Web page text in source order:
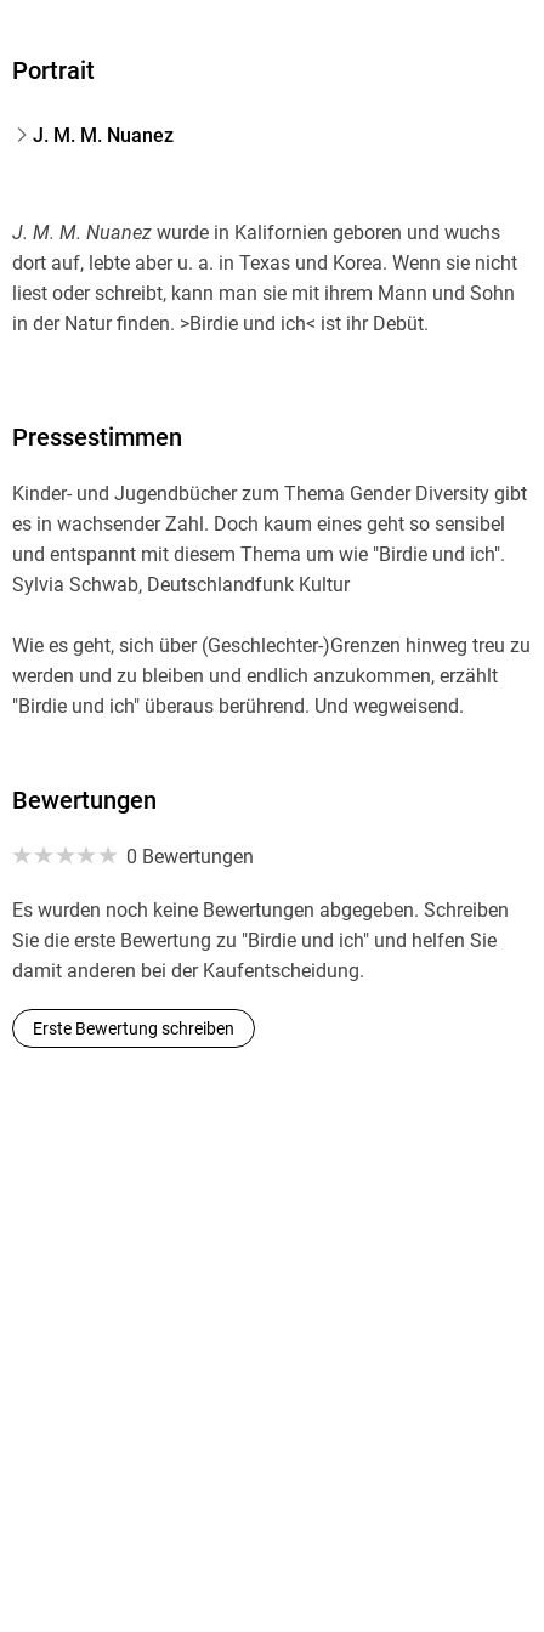
Portrait
J. M. M. Nuanez
J. M. M. Nuanez wurde in Kalifornien geboren und wuchs
dort auf, lebte aber u. a. in Texas und Korea. Wenn sie nicht
liest oder schreibt, kann man sie mit ihrem Mann und Sohn
in der Natur finden. >Birdie und ich< ist ihr Debüt.
Pressestimmen
Kinder- und Jugendbücher zum Thema Gender Diversity gibt
es in wachsender Zahl. Doch kaum eines geht so sensibel
und entspannt mit diesem Thema um wie "Birdie und ich".
Sylvia Schwab, Deutschlandfunk Kultur
Wie es geht, sich über (Geschlechter-)Grenzen hinweg treu zu
werden und zu bleiben und endlich anzukommen, erzählt
"Birdie und ich" überaus berührend. Und wegweisend.
Kaum zu glauben, dass dieser Roman das Debüt der US-
komponiert ( ) Es passieren viele große und kleine Unglücke,
dennoch schlägt man das Buch mit einem wohligen Gefühl
und voller Vertrauen in das Leben zu. Katharina
Mahrenholtz, NDR Info
Dass Kinder manchmal die besseren Erwachsenen sind und
Bewertungen
0 Bewertungen
Es wurden noch keine Bewertungen abgegeben. Schreiben
Sie die erste Bewertung zu "Birdie und ich" und helfen Sie
damit anderen bei der Kaufentscheidung.
Erste Bewertung schreiben